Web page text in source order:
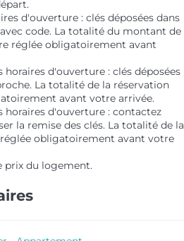
d'ouverture : clés déposées dans
code. La totalité du montant de
réglée obligatoirement avant
horaires d'ouverture : clés déposées
La totalité de la réservation
avant votre arrivée.
horaires d'ouverture : contactez
la remise des clés. La totalité de la
obligatoirement avant votre
prix du logement.